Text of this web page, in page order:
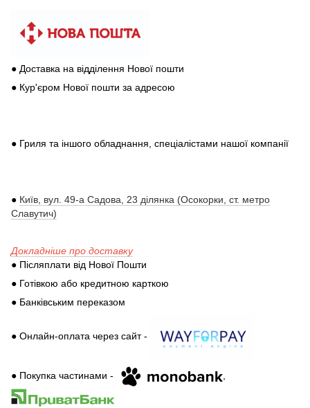
● Доставка на відділення Нової пошти
● Кур'єром Нової пошти за адресою
● Гриля та іншого обладнання, спеціалістами нашої компанії
● Київ, вул. 49-а Садова, 23 ділянка (Осокорки, ст. метро
Славутич)
Докладніше про доставку
● Післяплати від Нової Пошти
● Готівкою або кредитною карткою
● Банківським переказом
● Онлайн-оплата через сайт -
● Покупка частинами - ,